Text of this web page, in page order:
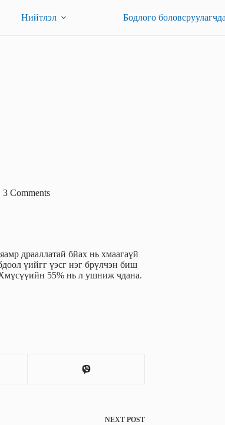
Нийтлэл Бодлого
3 Comments
драаллатай бйах нь хмаагаүй
үийгг үэсг нэг брүлчэн биш
55% нь л ушниж чдана.
NEXTPOST